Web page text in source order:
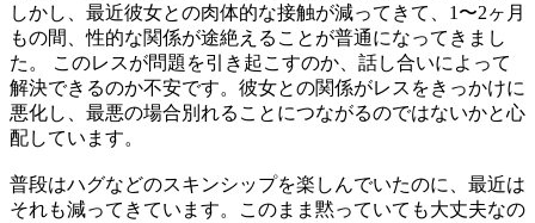
しかし、最近彼女との肉体的な接触が減ってきて、1〜2ヶ月
もの間、性的な関係が途絶えることが普通になってきまし
た。 このレスが問題を引き起こすのか、話し合いによって
解決できるのか不安です。彼女との関係がレスをきっかけに
悪化し、最悪の場合別れることにつながるのではないかと心
配しています。
普段はハグなどのスキンシップを楽しんでいたのに、最近は
それも減ってきています。このまま黙っていても大丈夫なの